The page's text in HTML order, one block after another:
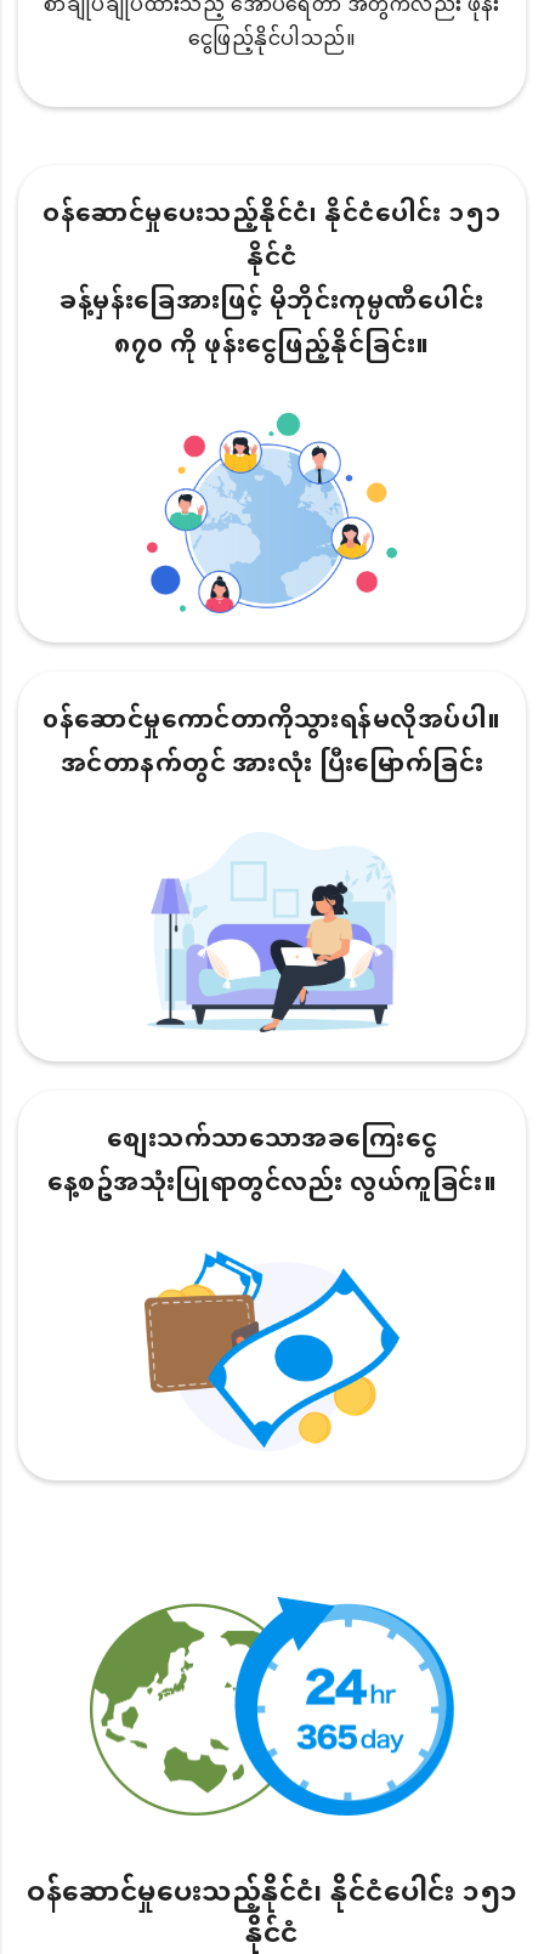
ငွေဖြည့်နိုင်ပါသည်။
ဝန်ဆောင်မှုပေးသည့်နိုင်ငံ၊ နိုင်ငံပေါင်း ၁၅၁
နိုင်ငံ
ခန့်မှန်းခြေအားဖြင့် မိုဘိုင်းကုမ္ပဏီပေါင်း
၈၇၀ ကို ဖုန်းငွေဖြည့်နိုင်ခြင်း။
၀န်ဆောင်မှုကောင်တာကိုသွားရန်မလိုအပ်ပါ။
အင်တာနက်တွင် အားလုံး ပြီးမြောက်ခြင်း
စျေးသက်သာသောအခကြေးငွေ
နေ့စဥ်အသုံးပြုရာတွင်လည်း လွယ်ကူခြင်း။
ဝန်ဆောင်မှုပေးသည့်နိုင်ငံ၊ နိုင်ငံပေါင်း ၁၅၁
နိုင်ငံ